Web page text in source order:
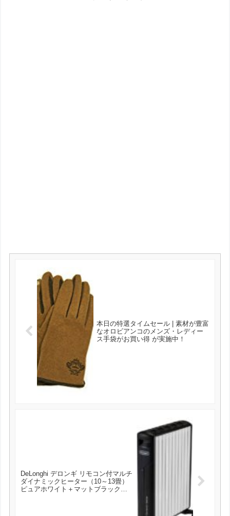
本日の特選タイムセール | 素材が豊富
なオロビアンコのメンズ・レディー
ス手袋がお買い得 が実施中！
DeLonghi デロンギ リモコン付マルチ
ダイナミックヒーター（10～13畳）
ピュアホワイト＋マットブラック